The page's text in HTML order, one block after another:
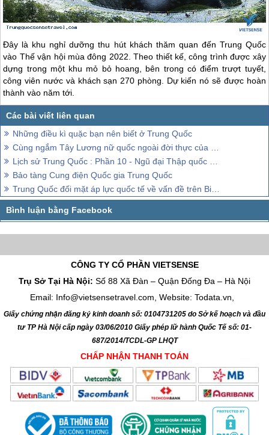
Đây là khu nghỉ dưỡng thu hút khách thăm quan đến Trung Quốc
vào Thế vận hội mùa đông 2022. Theo thiết kế, công trình được xây
dựng trong một khu mỏ bỏ hoang, bên trong có điểm trượt tuyết,
công viên nước và khách sạn 270 phòng. Dự kiến nó sẽ được hoàn
thành vào năm tới.
Những điều kì quặc bạn nên biết ở Trung Quốc
Cùng ngắm Tây Lương nữ quốc ngoài đời thực của Trung Quốc
Lịch sử Trung Quốc : Phần 10 - Ngũ đại Thập quốc - Nhà Tống
Bảo tàng Cung điện Quốc gia Trung Quốc
Trung Quốc đối mặt áp lực quốc tế về vấn đề trên Biển Đông
CÔNG TY CỔ PHẦN VIETSENSE
Trụ Sở Tại Hà Nội: Số 88 Xã Đàn – Quận Đống Đa – Hà Nội
Email: Info@vietsensetravel.com, Website: Todata.vn,
Giấy chứng nhận đăng ký kinh doanh số: 0104731205 do Sở kế hoạch và đầu
tư TP Hà Nội cấp ngày 03/06/2010 Giấy phép lữ hành Quốc Tế số: 01-
687/2014/TCDL-GP LHQT
CHẤP NHẬN THANH TOÁN